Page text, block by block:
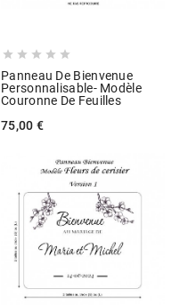
    
Panneau De Bienvenue
Personnalisable- Modèle
Couronne De Feuilles
75,00 €